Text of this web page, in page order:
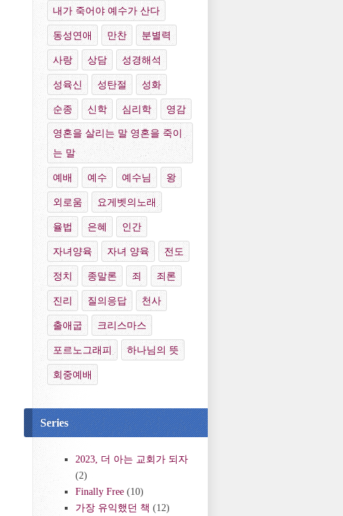
내가 죽어야 예수가 산다
동성연애 만찬 분별력
사랑 상담 성경해석
성육신 성탄절 성화
순종 신학 심리학 영감
영혼을 살리는 말 영혼을 죽이
는 말
예배 예수 예수님 왕
외로움 요게벳의노래
율법 은혜 인간
자녀양육 자녀 양육 전도
정치 종말론 죄 죄론
진리 질의응답 천사
출애굽 크리스마스
포르노그래피 하나님의 뜻
회중예배
Series
2023, 더 아는 교회가 되자
(2)
Finally Free (10)
가장 유익했던 책 (12)